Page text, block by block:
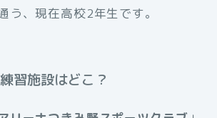
う、現在高校2年生です。
習施設はどこ？